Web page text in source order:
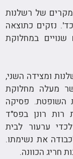
של רשלנות
נזקים כתוצאה
במחלוקת
ומצידה השני,
מעלה מחלוקת
השופטת. פסיקה
רות רונן בפס"ד
ערעור לבית
את נשימתו.
חריג הכוונה.